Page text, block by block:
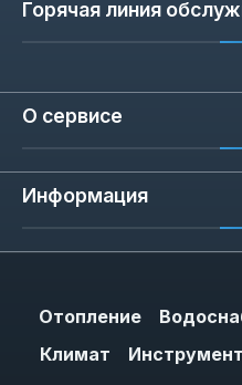
Горячая линия
О сервисе
Информация
Отопление
Климат